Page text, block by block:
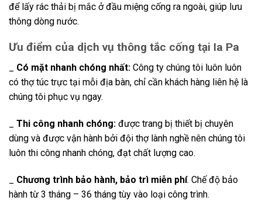
để lấy rác thải bị mắc ở đầu miệng cống ra ngoài, giúp lưu
thông dòng nước.
Ưu điểm của dịch vụ thông tắc cống tại Ia Pa
Có mặt nhanh chóng nhất: Công ty chúng tôi luôn luôn
có thợ túc trực tại mỗi địa bàn, chỉ cần khách hàng liên hệ là
chúng tôi phục vụ ngay.
Thi công nhanh chóng: được trang bị thiết bị chuyên
dùng và được vận hành bởi đội thợ lành nghề nên chúng tôi
luôn thi công nhanh chóng, đạt chất lượng cao.
Chương trình bảo hành, bảo trì miễn phí. Chế độ bảo
hành từ 3 tháng – 36 tháng tùy vào loại công trình.